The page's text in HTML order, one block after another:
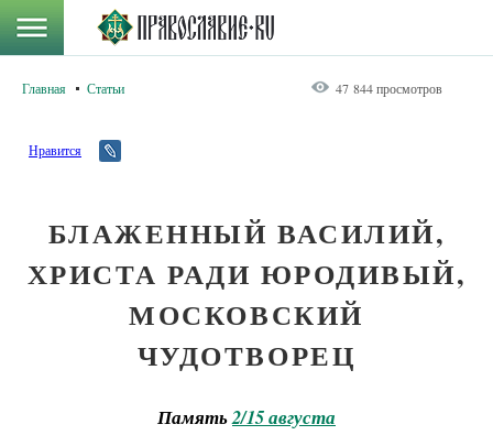
Главная Статьи 47 844 просмотров
Нравится
БЛАЖЕННЫЙ ВАСИЛИЙ,
ХРИСТА РАДИ ЮРОДИВЫЙ,
МОСКОВСКИЙ
ЧУДОТВОРЕЦ
Память2/15 августа